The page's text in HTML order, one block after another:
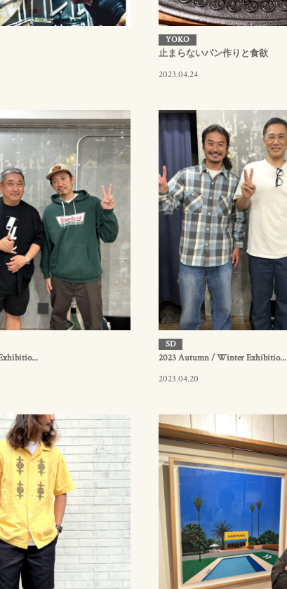
YOKO
止まらないパン作りと食欲
2023.04.24
SD
2023 Autumn / Winter Exhibitio...
2023.04.20